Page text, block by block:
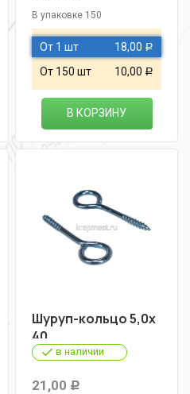
В упаковке 150
От 1 шт 18,00 Р
От 150 шт 10,00 Р
В КОРЗИНУ
Шуруп-кольцо 5,0х
40
в наличии
21,00 Р